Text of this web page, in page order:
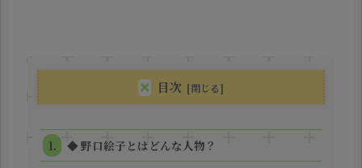
目次
◆ 野口絵子とはどんな人物？